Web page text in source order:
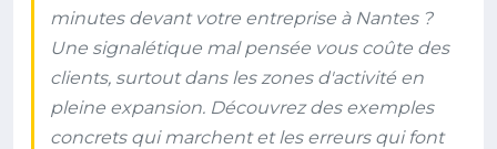
minutes devant votre entreprise à Nantes ?
Une signalétique mal pensée vous coûte des
clients, surtout dans les zones d'activité en
pleine expansion. Découvrez des exemples
concrets qui marchent et les erreurs qui font